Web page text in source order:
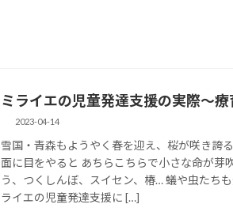
ミライエの児童発達支援の実際～
2023-04-14
雪国・青森もようやく春を迎え、桜が咲き誇
面に目をやると あちらこちらで小さな命が芽
う、つくしんぼ、スイセン、椿… 蟻や虫たち
ライエの児童発達支援に […]